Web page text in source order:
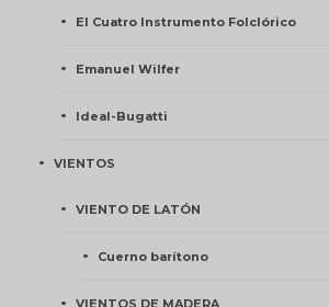
El Cuatro Instrumento Folclórico
Emanuel Wilfer
Ideal-Bugatti
VIENTOS
VIENTO DE LATÓN
Cuerno barítono
VIENTOS DE MADERA